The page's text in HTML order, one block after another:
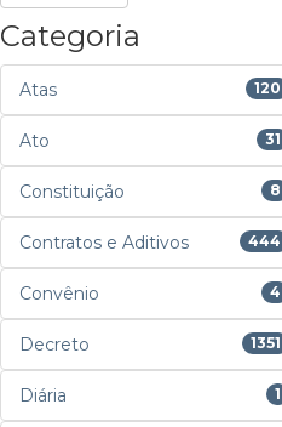
Categoria
Atas 120
Ato 31
Constituição 8
Contratos e Aditivos 444
Convênio 4
Decreto 1351
Diária 1